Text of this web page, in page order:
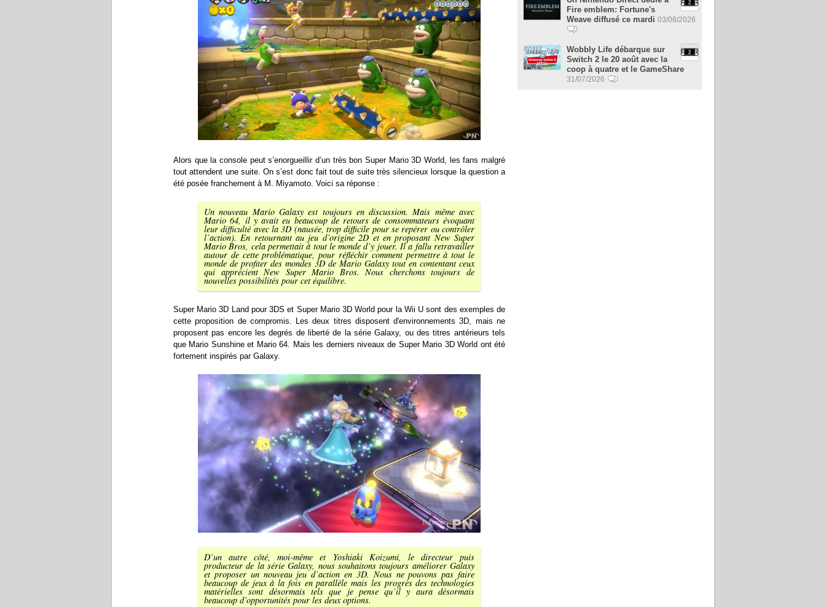
Alors que la console peut s’enorgueillir d’un très bon Super Mario 3D World, les fans malgré
tout attendent une suite. On s’est donc fait tout de suite très silencieux lorsque la question a
été posée franchement à M. Miyamoto. Voici sa réponse :
Un nouveau Mario Galaxy est toujours en discussion. Mais même avec
Mario 64, il y avait eu beaucoup de retours de consommateurs évoquant
leur difficulté avec la 3D (nausée, trop difficile pour se repérer ou contrôler
l’action). En retournant au jeu d’origine 2D et en proposant New Super
Mario Bros, cela permettait à tout le monde d’y jouer. Il a fallu retravailler
autour de cette problématique, pour réfléchir comment permettre à tout le
monde de profiter des mondes 3D de Mario Galaxy tout en contentant ceux
qui apprécient New Super Mario Bros. Nous cherchons toujours de
nouvelles possibilités pour cet équilibre.
Super Mario 3D Land pour 3DS et Super Mario 3D World pour la Wii U sont des exemples de
cette proposition de compromis. Les deux titres disposent d'environnements 3D, mais ne
proposent pas encore les degrés de liberté de la série Galaxy, ou des titres antérieurs tels
que Mario Sunshine et Mario 64. Mais les derniers niveaux de Super Mario 3D World ont été
fortement inspirés par Galaxy.
D’un autre côté, moi-même et Yoshiaki Koizumi, le directeur puis
producteur de la série Galaxy, nous souhaitons toujours améliorer Galaxy
et proposer un nouveau jeu d’action en 3D. Nous ne pouvons pas faire
beaucoup de jeux à la fois en parallèle mais les progrès des technologies
matérielles sont désormais tels que je pense qu’il y aura désormais
beaucoup d’opportunités pour les deux options.
Fire emblem: Fortune's
Weave diffusé ce mardi 03/08/2026
Wobbly Life débarque sur
Switch 2 le 20 août avec la
coop à quatre et le GameShare
31/07/2026